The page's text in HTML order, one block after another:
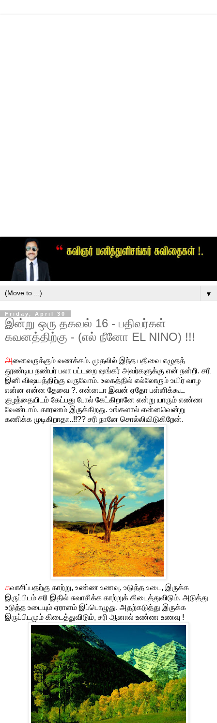
▼
Friday, April 30
இன்று ஒரு தகவல் 16 - பதிவர்கள்
கவனத்திற்கு - (எல் நீனோ EL NINO) !!!
அனைவருக்கும் வணக்கம். முதலில் இந்த பதிவை எழுதத்
தூண்டிய நண்பர் பலா பட்டறை ஷங்கர் அவர்களுக்கு என் நன்றி. சரி
இனி விஷயத்திற்கு வருவோம். உலகத்தில் எல்லோரும் உயிர் வாழ
என்ன என்ன தேவை ?. என்னடா இவன் ஏதோ பள்ளிக்கூட
குழந்தையிடம் கேட்பது போல் கேட்கிறானே என்று யாரும் எண்ண
வேண்டாம். காரணம் இருக்கிறது. உங்களால் என்னவென்று
கணிக்க முடிகிறாதா..!!?? சரி நானே சொல்லிவிடுகிறேன்.
சுவாசிப்பதற்கு காற்று, உண்ண உணவு, உடுத்த உடை, இருக்க
இருப்பிடம் சரி இதில் சுவாசிக்க காற்றுக் கிடைத்துவிடும், அடுத்து
உடுத்த உடையும் ஏராளம் இப்பொழுது. அதற்கடுத்து இருக்க
இருப்பிடமும் கிடைத்துவிடும், சரி ஆனால் உண்ண உணவு !